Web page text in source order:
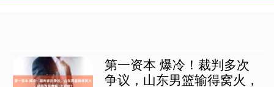
第一资本 爆冷！裁判多次
争议，山东男篮输得窝火，